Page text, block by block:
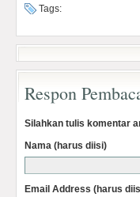
Tags:
Respon
Silahkan tulis komentar
Nama (harus diisi)
Email Address (harus